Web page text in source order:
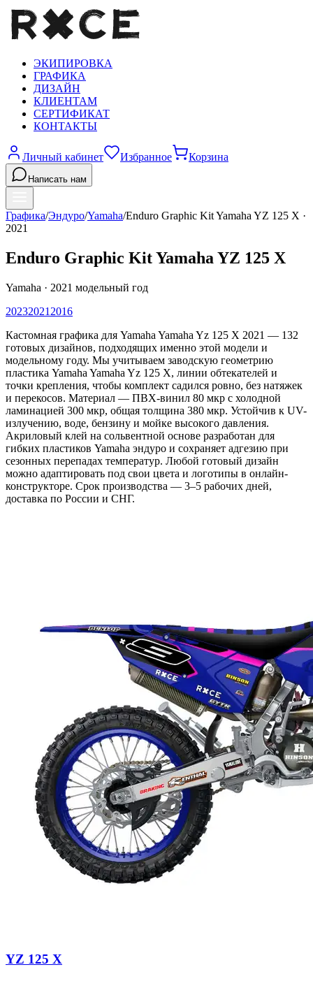
ЭКИПИРОВКА
ГРАФИКА
ДИЗАЙН
КЛИЕНТАМ
СЕРТИФИКАТ
КОНТАКТЫ
Личный кабинет Избранное Корзина
Написать нам
Графика/Эндуро/Yamaha/Enduro Graphic Kit Yamaha YZ 125 X ·
2021
Enduro Graphic Kit Yamaha YZ 125 X
Yamaha · 2021 модельный год
20232021 2016
Кастомная графика для Yamaha Yamaha Yz 125 X 2021 — 132
готовых дизайнов, подходящих именно этой модели и
модельному году. Мы учитываем заводскую геометрию
пластика Yamaha Yamaha Yz 125 X, линии обтекателей и
точки крепления, чтобы комплект садился ровно, без натяжек
и перекосов. Материал — ПВХ-винил 80 мкр с холодной
ламинацией 300 мкр, общая толщина 380 мкр. Устойчив к UV-
излучению, воде, бензину и мойке высокого давления.
Акриловый клей на сольвентной основе разработан для
гибких пластиков Yamaha эндуро и сохраняет адгезию при
сезонных перепадах температур. Любой готовый дизайн
можно адаптировать под свои цвета и логотипы в онлайн-
конструкторе. Срок производства — 3–5 рабочих дней,
доставка по России и СНГ.
YZ 125 X